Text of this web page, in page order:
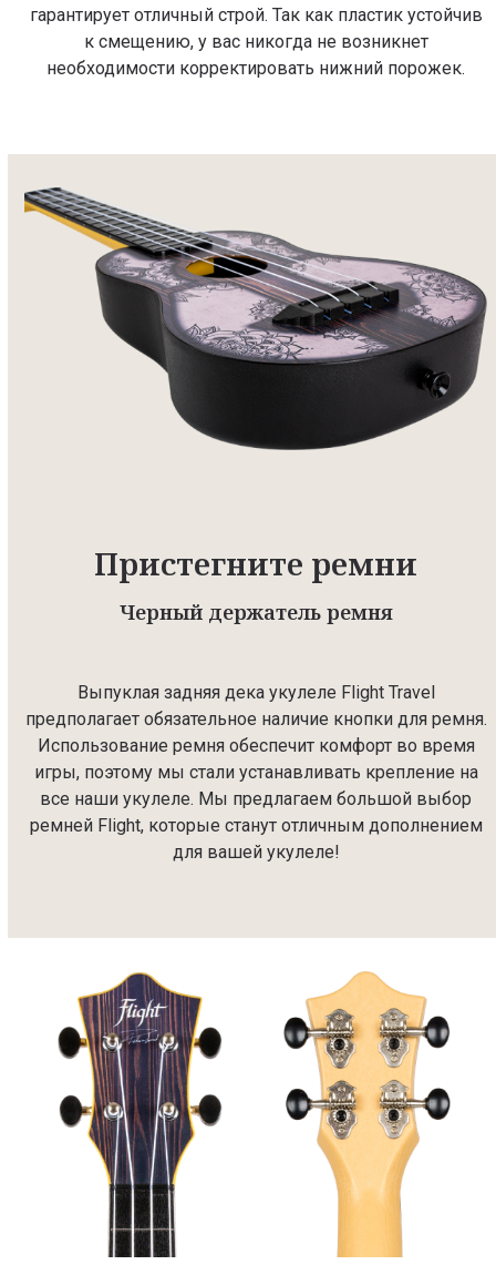
гарантирует отличный строй. Так как пластик устойчив
к смещению, у вас никогда не возникнет
необходимости корректировать нижний порожек.
Пристегните ремни
Черный держатель ремня
Выпуклая задняя дека укулеле Flight Travel
предполагает обязательное наличие кнопки для ремня.
Использование ремня обеспечит комфорт во время
игры, поэтому мы стали устанавливать крепление на
все наши укулеле. Мы предлагаем большой выбор
ремней Flight, которые станут отличным дополнением
для вашей укулеле!